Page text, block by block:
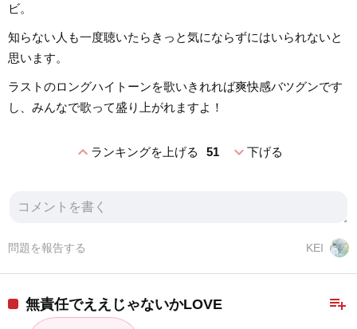
ビ。
知らない人も一度聴いたらきっと気にならずにはいられないと
思います。
ラストのロングハイトーンを歌いきれれば爽快感バツグンです
し、みんなで歌って盛り上がれますよ！
expand_lessランキングを上げる 51 expand_more下げる
KEI
問題を報告する
playlist_add
無責任でええじゃないかLOVE